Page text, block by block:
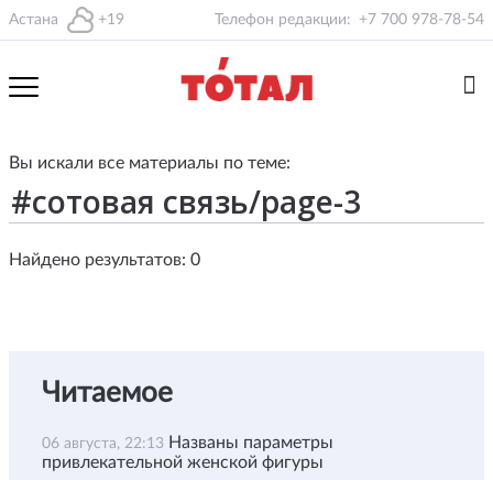
Астана +19 Телефон редакции: +7 700 978-78-54
Вы искали все материалы по теме:
Найдено результатов: 0
Читаемое
06 августа, 22:13 Названы параметры
привлекательной женской фигуры